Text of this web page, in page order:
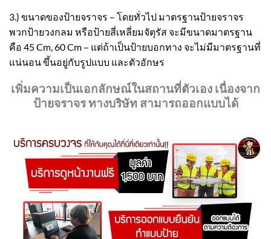
3.) ขนาดของป้ายจราจร – โดยทั่วไป มาตรฐานป้ายจราจร
พวกป้ายวงกลม หรือป้ายสี่เหลี่ยมจัตุรัส จะมีขนาดมาตรฐาน
คือ 45 Cm, 60 Cm – แต่ถ้าเป็นป้ายบอกทาง จะไม่มีมาตรฐานที่
แน่นอน ขึ้นอยู่กับรูปแบบ และตัวอักษร
เพิ่มความเป็นเอกลักษณ์ในสถานที่ตัวเอง เนื่องจาก
ป้ายจราจร ทางบริษัท สามารถออกแบบได้